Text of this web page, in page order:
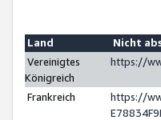
Land
Nicht
Vereinigtes
Königreich
https://
Frankreich
https://